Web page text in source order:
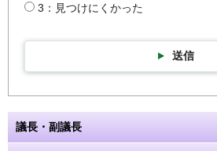
3：見つけにくかった
送信
議長・副議長